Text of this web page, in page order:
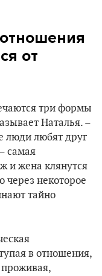
от
три формы
Наталья. –
люди любят друг
самая
и жена клянутся
через некоторое
тайно
в отношения,
проживая,